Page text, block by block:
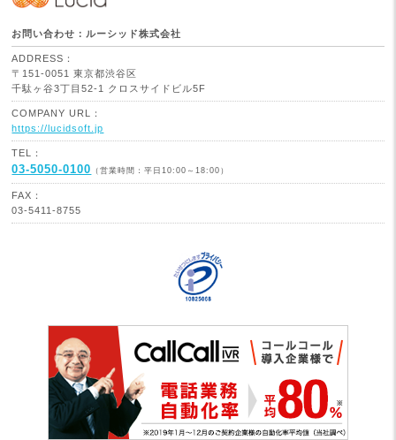
お問い合わせ：ルーシッド株式会社
ADDRESS：
〒151-0051 東京都渋谷区
千駄ヶ谷3丁目52-1 クロスサイドビル5F
COMPANY URL：
https://lucidsoft.jp
TEL：
03-5050-0100 （営業時間：平日10:00～18:00）
FAX：
03-5411-8755